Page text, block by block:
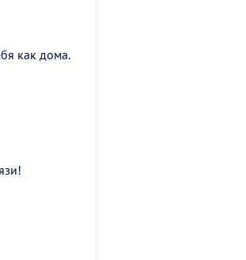
как дома.